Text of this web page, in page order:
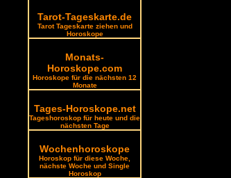
Tarot-Tageskarte.de
Tarot Tageskarte ziehen und
Horoskope
Monats-
Horoskope.com
Horoskope für die nächsten 12
Monate
Tages-Horoskope.net
Tageshoroskop für heute und die
nächsten Tage
Wochenhoroskope
Horoskop für diese Woche,
nächste Woche und Single
Horoskop